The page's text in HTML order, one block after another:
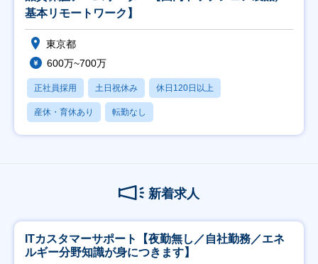
基本リモートワーク】
東京都
600万~700万
正社員採用 土日祝休み 休日120日以上
産休・育休あり 転勤なし
新着求人
ITカスタマーサポート【夜勤無し／自社勤務／エネ
ルギー分野知識が身につきます】